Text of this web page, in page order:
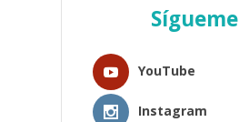
Sígueme
YouTube
Instagram